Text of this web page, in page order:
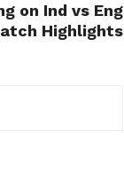
on Ind vs Eng
Highlights